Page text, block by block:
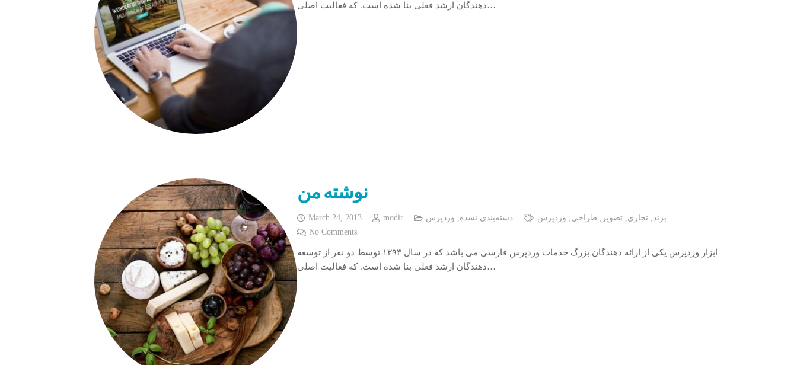
دهندگان ارشد فعلی بنا شده است. که فعالیت اصلی…
نوشته من
March 24, 2013 modir دسته‌بندی نشده وردپرس برند ,تجاری ,تصویر طراحی
وردپرس
No Comments
ابزار وردپرس یکی از ارائه دهندگان بزرگ خدمات وردپرس فارسی می باشد که در سال ۱۳۹۳ توسط دو نفر از توسعه
دهندگان ارشد فعلی بنا شده است. که فعالیت اصلی…